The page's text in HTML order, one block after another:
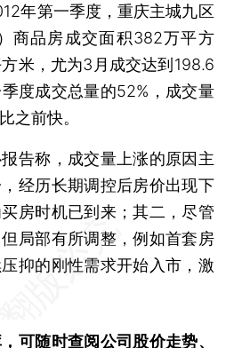
年第一季度，重庆主城九区
商品房成交面积382万平方
米，尤为3月成交达到198.6
度成交总量的52%，成交量
之前快。
称，成交量上涨的原因主
经历长期调控后房价出现下
房时机已到来；其二，尽管
局部有所调整，例如首套房
抑的刚性需求开始入市，激
，可随时查阅公司股价走势、